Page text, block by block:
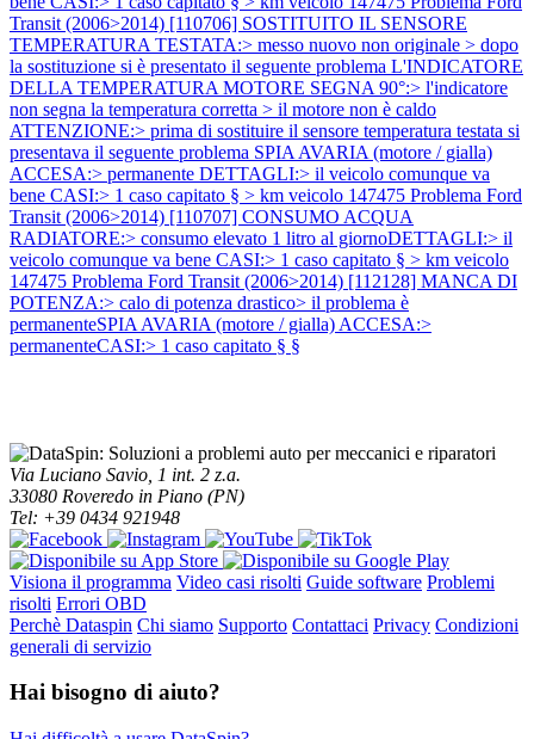
Transit (2006>2014) [110706] SOSTITUITO IL SENSORE
TEMPERATURA TESTATA:> messo nuovo non originale > dopo
la sostituzione si è presentato il seguente problema L'INDICATORE
DELLA TEMPERATURA MOTORE SEGNA 90°:> l'indicatore
non segna la temperatura corretta > il motore non è caldo
ATTENZIONE:> prima di sostituire il sensore temperatura testata si
presentava il seguente problema SPIA AVARIA (motore / gialla)
ACCESA:> permanente DETTAGLI:> il veicolo comunque va
bene CASI:> 1 caso capitato § > km veicolo 147475 Problema Ford
Transit (2006>2014) [110707] CONSUMO ACQUA
RADIATORE:> consumo elevato 1 litro al giornoDETTAGLI:> il
veicolo comunque va bene CASI:> 1 caso capitato § > km veicolo
147475 Problema Ford Transit (2006>2014) [112128] MANCA DI
POTENZA:> calo di potenza drastico> il problema è
permanenteSPIA AVARIA (motore / gialla) ACCESA:>
permanenteCASI:> 1 caso capitato § §
Via Luciano Savio, 1 int. 2 z.a.
33080 Roveredo in Piano (PN)
Tel: +39 0434 921948
Visiona il programma Video casi risolti Guide software Problemi
risolti Errori OBD
Perchè Dataspin Chi siamo Supporto Contattaci Privacy Condizioni
generali di servizio
Hai bisogno di aiuto?